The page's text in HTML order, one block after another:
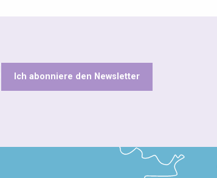
Ich abonniere den Newsletter